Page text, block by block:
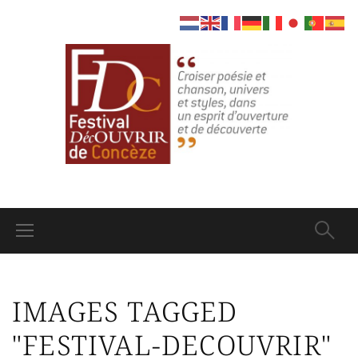
IMAGES TAGGED
"FESTIVAL-DECOUVRIR"